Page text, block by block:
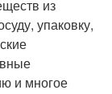
из
упаковку,
и многое